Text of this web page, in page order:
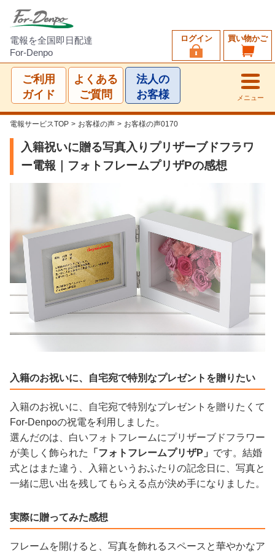
電報を全国即日配達
For-Denpo
買い物かご
ログイン
ご利用
ガイド
よくある
ご質問
法人の
お客様
メニュー
電報サービスTOP > お客様の声 > お客様の声0170
入籍祝いに贈る写真入りプリザーブドフラワ
ー電報｜フォトフレームプリザPの感想
入籍のお祝いに、自宅宛で特別なプレゼントを贈りたい
入籍のお祝いに、自宅宛で特別なプレゼントを贈りたくて
For-Denpoの祝電を利用しました。
選んだのは、白いフォトフレームにプリザーブドフラワー
が美しく飾られた
「フォトフレームプリザP」 です。結婚
式とはまた違う、入籍というおふたりの記念日に、写真と
一緒に思い出を残してもらえる点が決め手になりました。
実際に贈ってみた感想
フレームを開けると、写真を飾れるスペースと華やかなア